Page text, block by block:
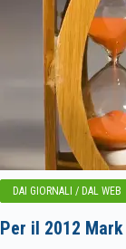
DAI GIORNALI / DAL WEB
Per il 2012